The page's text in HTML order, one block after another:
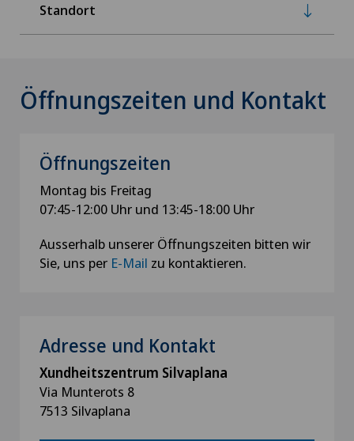
Standort
Öffnungszeiten und Kontakt
Öffnungszeiten
Montag bis Freitag
07:45-12:00 Uhr und 13:45-18:00 Uhr
Ausserhalb unserer Öffnungszeiten bitten wir
Sie, uns per E-Mail zu kontaktieren.
Adresse und Kontakt
Xundheitszentrum Silvaplana
Via Munterots 8
7513 Silvaplana